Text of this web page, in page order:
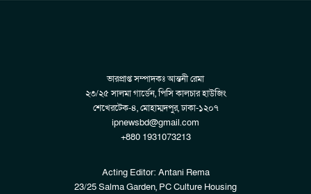
ভারপ্রাপ্ত সম্পাদকঃ আন্তনী রেমা
২৩/২৫ সালমা গার্ডেন, পিসি কালচার হাউজিং
শেখেরটেক-৪, মোহাম্মদপুর, ঢাকা-১২০৭
ipnewsbd@gmail.com
+880 1931073213
Acting Editor: Antani Rema
23/25 Salma Garden, PC Culture Housing